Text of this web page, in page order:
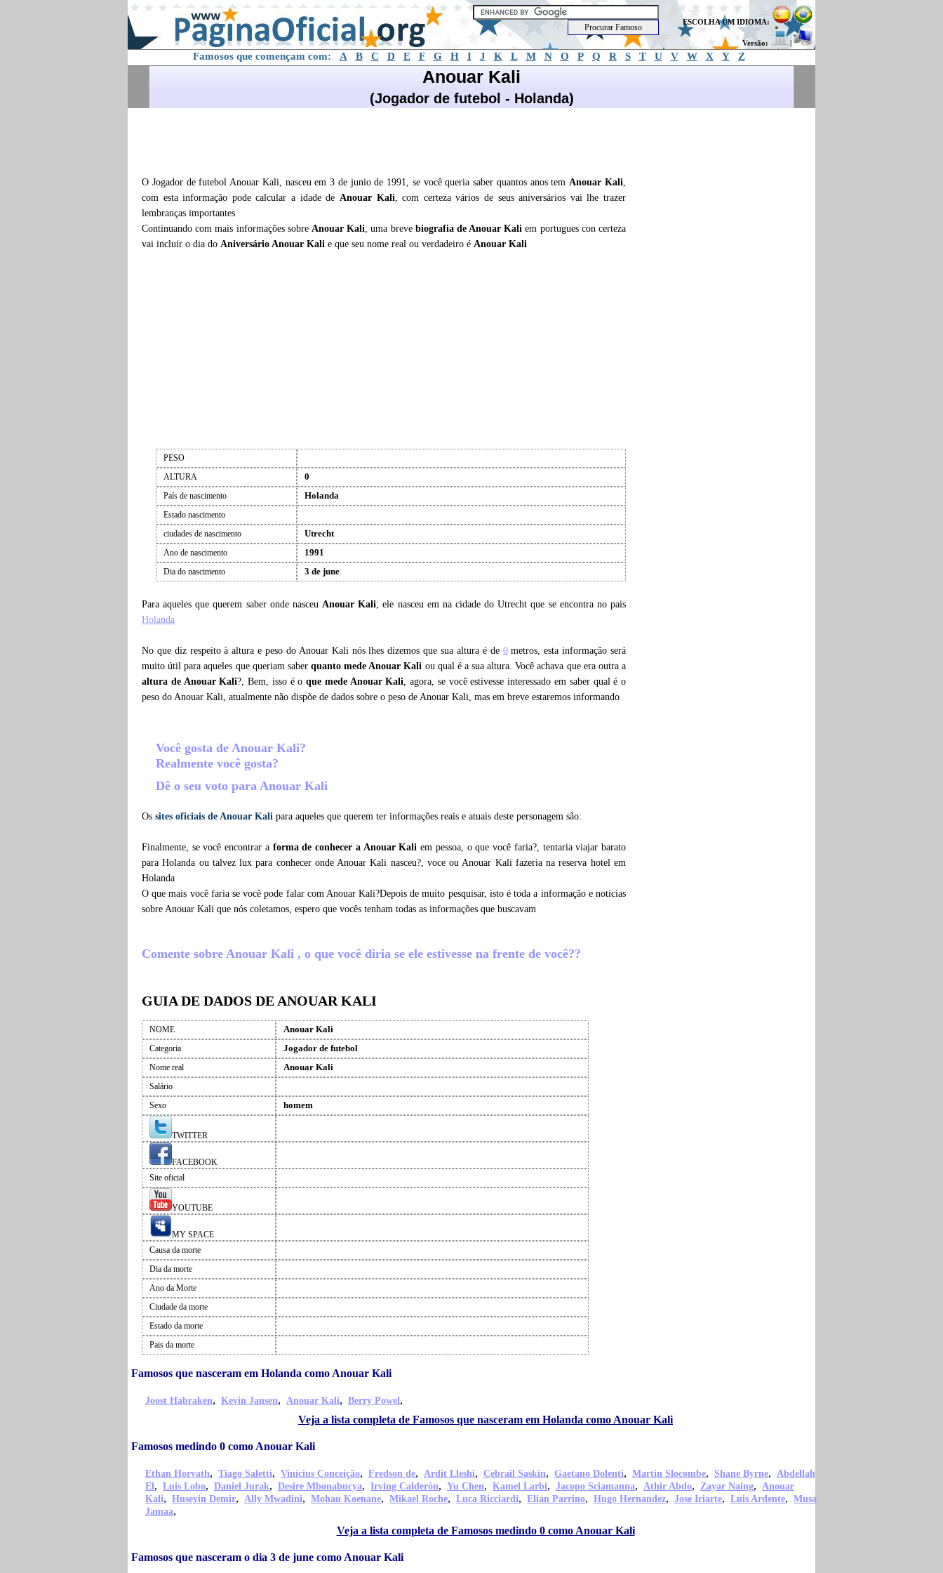
ESCOLHA UM IDIOMA:
Versão: |
Famosos que començam com: A B C D E F G H I J K L M N O P Q R S T U V W X Y Z
Anouar Kali
(Jogador de futebol - Holanda)
O Jogador de futebol Anouar Kali, nasceu em 3 de junio de 1991, se você queria saber quantos anos temAnouar Kali,
com esta informação pode calcular a idade de Anouar Kali, com certeza vários de seus aniversários vai lhe trazer
lembranças importantes
Continuando com mais informações sobre Anouar Kali, uma breve biografia deAnouar Kali em portugues con certeza
vai incluir o dia do Aniversário Anouar Kali e que seu nome real ou verdadeiro é Anouar Kali
PESO
ALTURA
0
País de nascimento Holanda
Estado nascimento
ciudades de nascimento
Utrecht
Ano de nascimento 1991
Dia do nascimento 3 de june
Para aqueles que querem saber onde nasceuAnouar Kali, ele nasceu em na cidade do Utrecht que se encontra no pais
Holanda
No que diz respeito à altura e peso do Anouar Kali nós lhes dizemos que sua altura é de 0metros, esta informação será
muito útil para aqueles que queriam saber quanto mede Anouar Kali ou qual é a sua altura. Você achava que era outra a
altura de Anouar Kali?, Bem, isso é oque mede Anouar Kali, agora, se você estivesse interessado em saber qual é o
peso do Anouar Kali, atualmente não dispõe de dados sobre o peso de Anouar Kali, mas em breve estaremos informando
Você gosta de Anouar Kali?
Realmente você gosta?
Dê o seu voto para Anouar Kali
Os sites oficiais de Anouar Kali para aqueles que querem ter informações reais e atuais deste personagem são:
Finalmente, se você encontrar a forma de conhecer a Anouar Kali em pessoa, o que você faria?, tentaria viajar barato
para Holanda ou talvez lux para conhecer onde Anouar Kali nasceu?, voce ou Anouar Kali fazeria na reserva hotel em
Holanda
O que mais você faria se você pode falar com Anouar Kali?Depois de muito pesquisar, isto é toda a informação e noticias
sobre Anouar Kali que nós coletamos, espero que vocês tenham todas as informações que buscavam
Comente sobre Anouar Kali , o que você diria se ele estivesse na frente de você??
GUIA DE DADOS DE ANOUAR KALI
NOME Anouar Kali
Categoria Jogador de futebol
Nome real Anouar Kali
Salário
Sexo
homem
TWITTER
FACEBOOK
Site oficial
YOUTUBE
MY SPACE
Causa da morte
Dia da morte
Ano da Morte
Ciudade da morte
Estado da morte
Pais da morte
Famosos que nasceram em Holanda como Anouar Kali
Joost Habraken, Kevin Jansen, Anouar Kali, Berry Powel,
Veja a lista completa de Famosos que nasceram em Holanda como Anouar Kali
Famosos medindo 0 como Anouar Kali
Ethan Horvath, Tiago Saletti, Vinícius Conceição, Fredson de, Ardit Lleshi, Cebrail Saskin, Gaetano Dolenti, Martin Slocombe, Shane Byrne, Abdellah
El, Luis Lobo, Daniel Jurak, Desire Mbonabucya, Irving Calderón, Yu Chen, Kamel Larbi, Jacopo Sciamanna, Athir Abdo, Zayar Naing, Anouar
Kali, Huseyin Demir, Ally Mwadini, Mohau Koenane, Mikael Roche, Luca Ricciardi, Elian Parrino, Hugo Hernandez, Jose Iriarte, Luis Ardente, Musa
Jamaa,
Veja a lista completa de Famosos medindo 0 como Anouar Kali
Famosos que nasceram o dia 3 de june como Anouar Kali